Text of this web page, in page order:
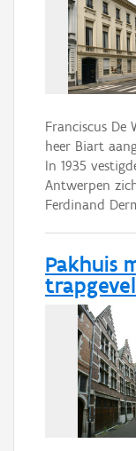
Franciscus
heer Biart
In 1935
Antwerpen
Ferdinand
Pakhuis